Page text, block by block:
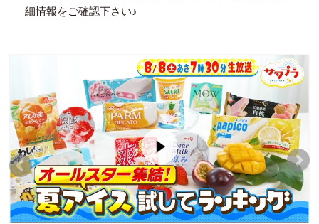
細情報をご確認下さい♪